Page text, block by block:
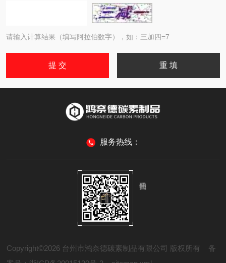
请输入计算结果（填写阿拉伯数字），如：三加四=7
服务热线：
Copyright©2026 台州市鸿奈德碳素制品有限公司 版权所有 备